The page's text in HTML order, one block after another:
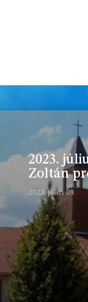
2023.
Zoltán
2023. július 09.